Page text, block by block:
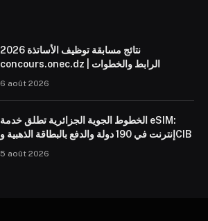
نتائج مسابقة توظيف الأساتذة 2026
concours.onec.dz | الرابط والخطوات
6 août 2026
الخطوط الجوية الجزائرية تطلق خدمة eSIM:
إنترنت في 190 دولة والدفع بالبطاقة الذهبية وCIB
5 août 2026